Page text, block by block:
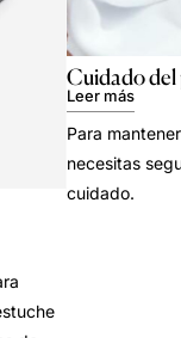
Cuidado
Leer más
Para
necesitas
cuidado.